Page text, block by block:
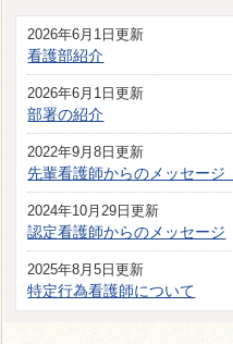
2026年6月1日更新
看護部紹介
2026年6月1日更新
部署の紹介
2022年9月8日更新
先輩看護師からのメッセージ
2024年10月29日更新
認定看護師からのメッセージ
2025年8月5日更新
特定行為看護師について